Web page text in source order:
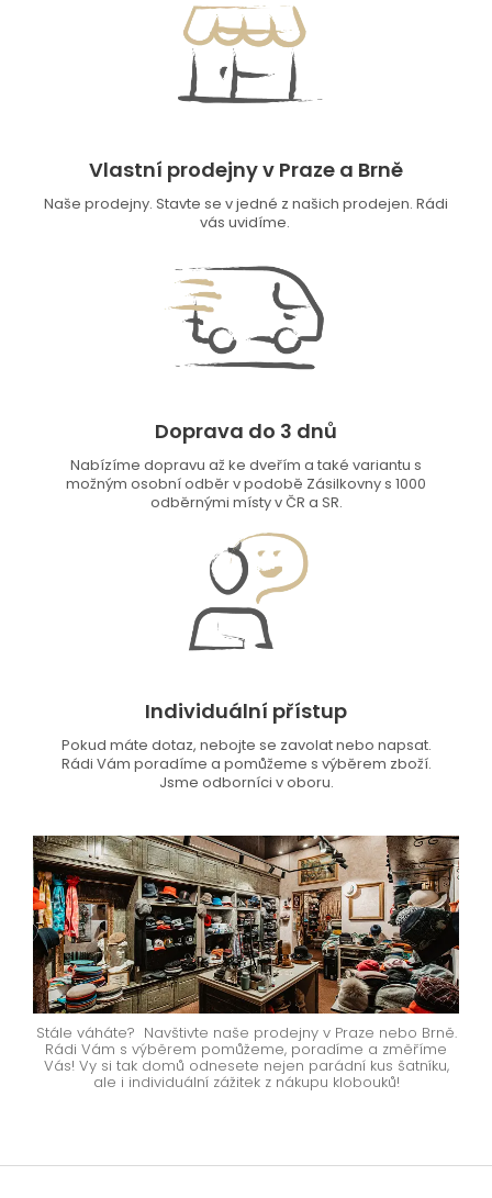
Vlastní prodejny v Praze a Brně
Naše prodejny. Stavte se v jedné z našich prodejen. Rádi
vás uvidíme.
Doprava do 3 dnů
Nabízíme dopravu až ke dveřím a také variantu s
možným osobní odběr v podobě Zásilkovny s 1000
odběrnými místy v ČR a SR.
Individuální přístup
Pokud máte dotaz, nebojte se zavolat nebo napsat.
Rádi Vám poradíme a pomůžeme s výběrem zboží.
Jsme odborníci v oboru.
Stále váháte? Navštivte naše prodejny v Praze nebo Brně.
Rádi Vám s výběrem pomůžeme, poradíme a změříme
Vás! Vy si tak domů odnesete nejen parádní kus šatníku,
ale i individuální zážitek z nákupu klobouků!
Z